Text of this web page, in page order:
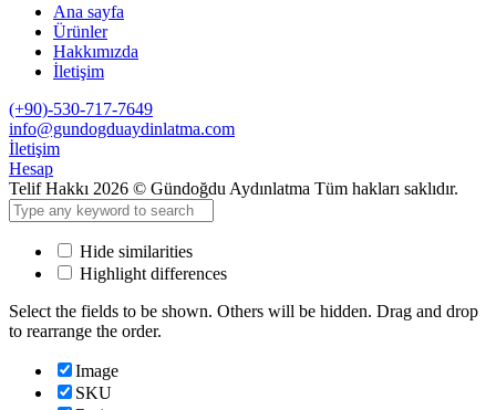
Ana sayfa
Ürünler
Hakkımızda
İletişim
(+90)-530-717-7649
info@gundogduaydinlatma.com
İletişim
Hesap
Telif Hakkı 2026 © Gündoğdu Aydınlatma Tüm hakları saklıdır.
Hide similarities
Highlight differences
Select the fields to be shown. Others will be hidden. Drag and drop
to rearrange the order.
Image
SKU